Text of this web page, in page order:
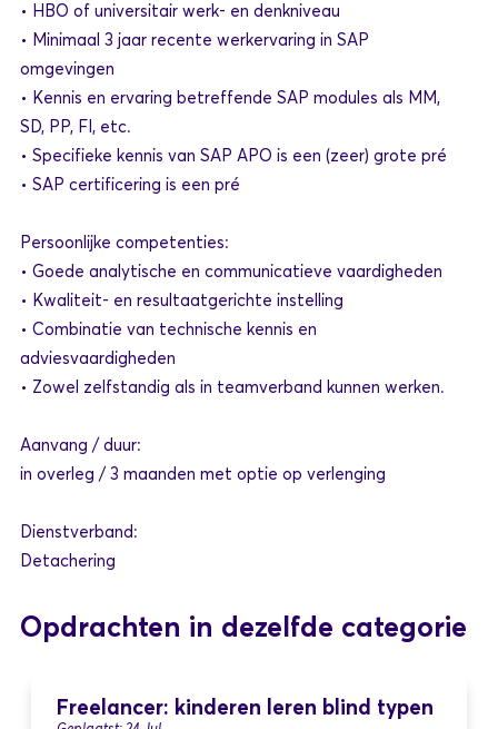
• HBO of universitair werk- en denkniveau
• Minimaal 3 jaar recente werkervaring in SAP
omgevingen
• Kennis en ervaring betreffende SAP modules als MM,
SD, PP, FI, etc.
• Specifieke kennis van SAP APO is een (zeer) grote pré
• SAP certificering is een pré
Persoonlijke competenties:
• Goede analytische en communicatieve vaardigheden
• Kwaliteit- en resultaatgerichte instelling
• Combinatie van technische kennis en
adviesvaardigheden
• Zowel zelfstandig als in teamverband kunnen werken.
Aanvang / duur:
in overleg / 3 maanden met optie op verlenging
Dienstverband:
Detachering
Opdrachten in dezelfde categorie
Freelancer: kinderen leren blind typen